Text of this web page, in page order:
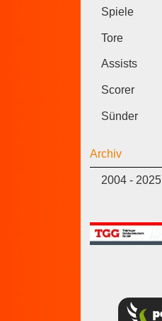
Spiele
Tore
Assists
Scorer
Sünder
Archiv
2004 - 2025